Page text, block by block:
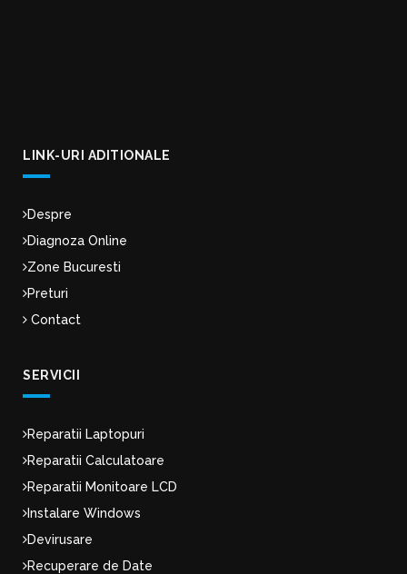
LINK-URI ADITIONALE
Despre
Diagnoza Online
Zone Bucuresti
Preturi
Contact
SERVICII
Reparatii Laptopuri
Reparatii Calculatoare
Reparatii Monitoare LCD
Instalare Windows
Devirusare
Recuperare de Date